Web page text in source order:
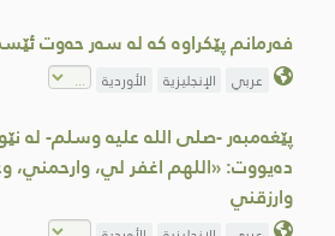
فەرمانم پێکراوە کە لە سەر حەوت
عربي الإنجليزية الأوردية
پێغەمبەر -صلى اللە علیە وسلم- لە
دەیووت: «اللهم اغفر لي، وارحمني،
وارزقني